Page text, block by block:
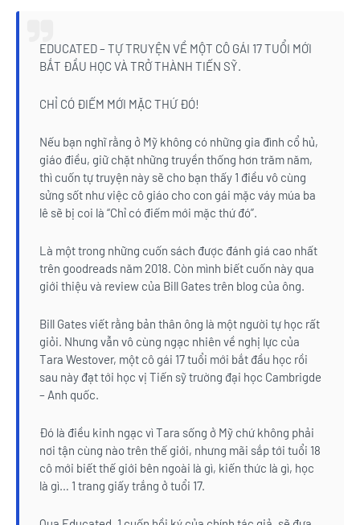
EDUCATED – TỰ TRUYỆN VỀ MỘT CÔ GÁI 17 TUỔI MỚI
BẮT ĐẦU HỌC VÀ TRỞ THÀNH TIẾN SỸ.
CHỈ CÓ ĐIẾM MỚI MẶC THỨ ĐÓ!
Nếu bạn nghĩ rằng ở Mỹ không có những gia đình cổ hủ,
giáo điều, giữ chặt những truyền thống hơn trăm năm,
thì cuốn tự truyện này sẽ cho bạn thấy 1 điều vô cùng
sửng sốt như việc cô giáo cho con gái mặc váy múa ba
lê sẽ bị coi là “Chỉ có điếm mới mặc thứ đó”.
Là một trong những cuốn sách được đánh giá cao nhất
trên goodreads năm 2018. Còn mình biết cuốn này qua
giới thiệu và review của Bill Gates trên blog của ông.
Bill Gates viết rằng bản thân ông là một người tự học rất
giỏi. Nhưng vẫn vô cùng ngạc nhiên về nghị lực của
Tara Westover, một cô gái 17 tuổi mới bắt đầu học rồi
sau này đạt tới học vị Tiến sỹ trường đại học Cambrigde
– Anh quốc.
Đó là điều kinh ngạc vì Tara sống ở Mỹ chứ không phải
nơi tận cùng nào trên thế giới, nhưng mãi sắp tới tuổi 18
cô mới biết thế giới bên ngoài là gì, kiến thức là gì, học
là gì… 1 trang giấy trắng ở tuổi 17.